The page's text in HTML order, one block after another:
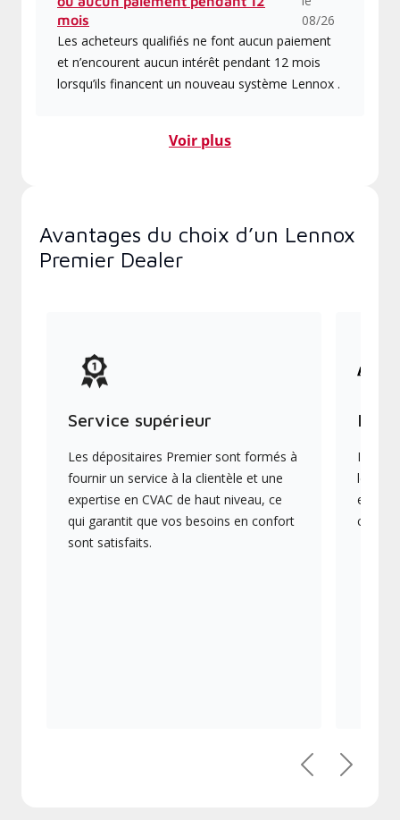
mois
08/26
Les acheteurs qualifiés ne font aucun paiement
et n’encourent aucun intérêt pendant 12 mois
lorsqu’ils financent un nouveau système Lennox .
Voir plus
Avantages du choix d’un Lennox
Premier Dealer
Service supérieur
Les dépositaires Premier sont formés à
fournir un service à la clientèle et une
expertise en CVAC de haut niveau, ce
qui garantit que vos besoins en confort
sont satisfaits.
Ils
les
en
PrécédentSuivant